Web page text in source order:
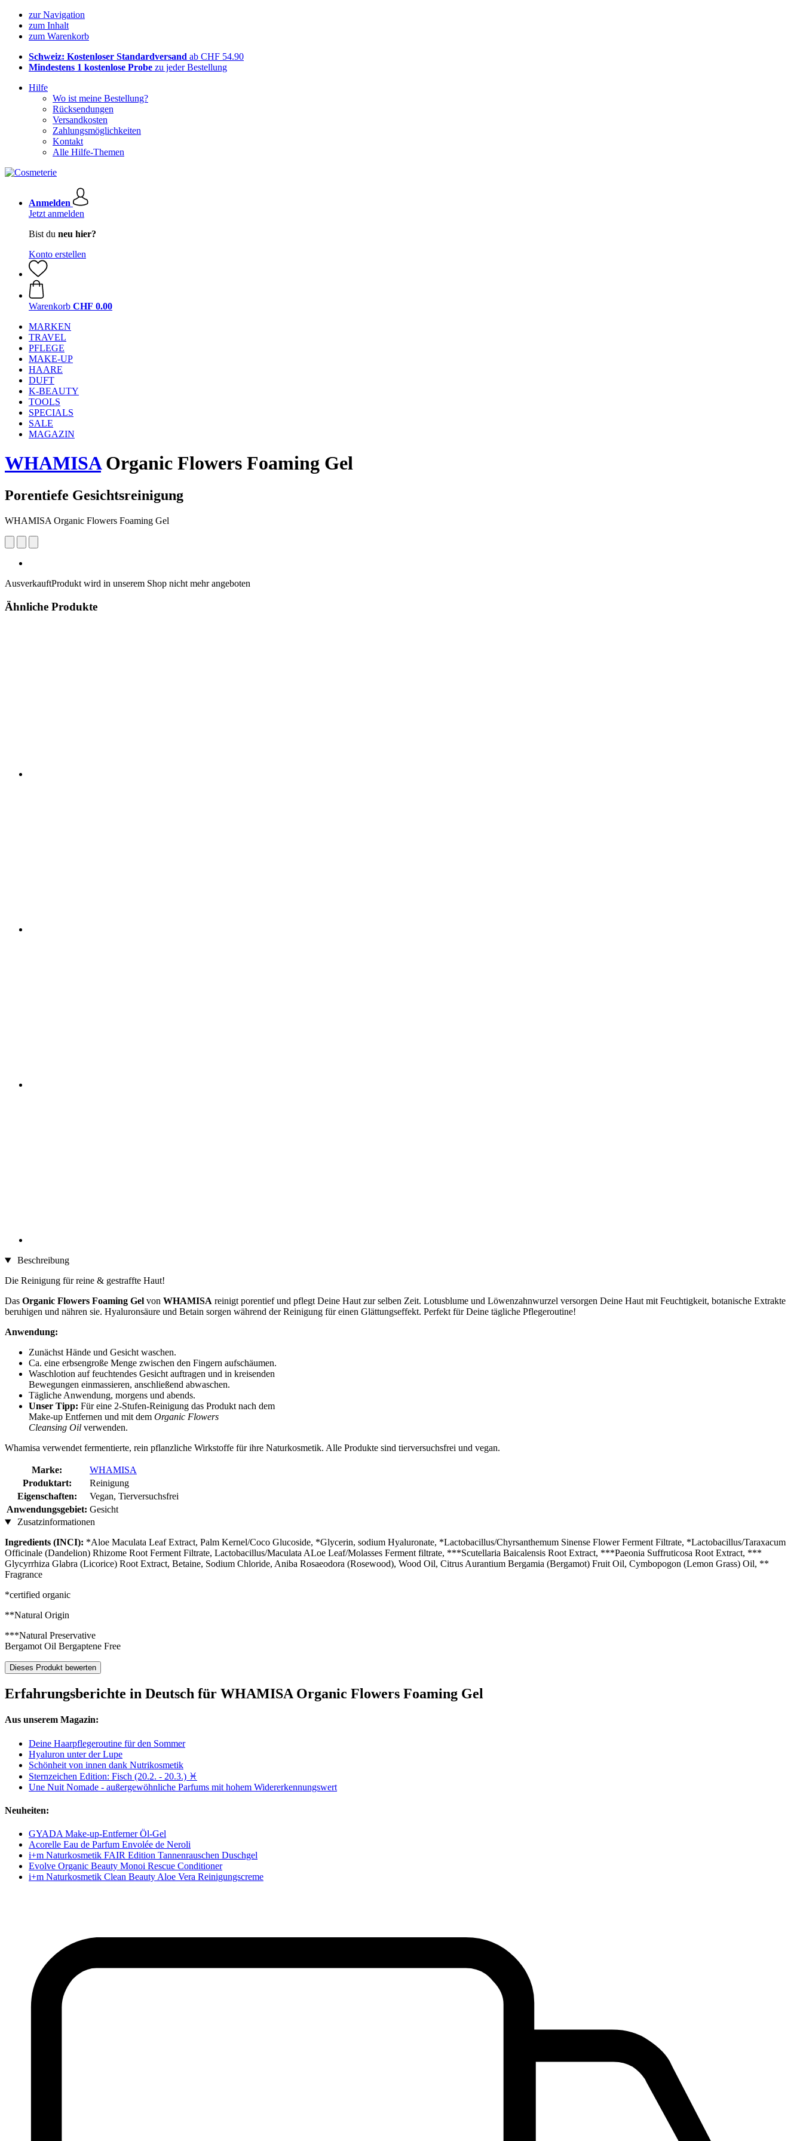
zur Navigation
zum Inhalt
zum Warenkorb
Schweiz: Kostenloser Standardversand ab CHF 54.90
Mindestens 1 kostenlose Probe zu jeder Bestellung
Hilfe
Wo ist meine Bestellung?
Rücksendungen
Versandkosten
Zahlungsmöglichkeiten
Kontakt
Alle Hilfe-Themen
Anmelden
Jetzt anmelden
Bist du neu hier?
Konto erstellen
Warenkorb CHF 0.00
MARKEN
TRAVEL
PFLEGE
MAKE-UP
HAARE
DUFT
K-BEAUTY
TOOLS
SPECIALS
SALE
MAGAZIN
WHAMISAOrganic Flowers Foaming Gel
Porentiefe Gesichtsreinigung
WHAMISA Organic Flowers Foaming Gel
AusverkauftProdukt wird in unserem Shop nicht mehr angeboten
Ähnliche Produkte
Beschreibung
Die Reinigung für reine & gestraffte Haut!
Das Organic Flowers Foaming Gel von WHAMISA reinigt porentief und pflegt Deine Haut zur selben Zeit. Lotusblume und Löwenzahnwurzel versorgen Deine Haut mit Feuchtigkeit, botanische Extrakte
beruhigen und nähren sie. Hyaluronsäure und Betain sorgen während der Reinigung für einen Glättungseffekt. Perfekt für Deine tägliche Pflegeroutine!
Anwendung:
Zunächst Hände und Gesicht waschen.
Ca. eine erbsengroße Menge zwischen den Fingern aufschäumen.
Waschlotion auf feuchtendes Gesicht auftragen und in kreisenden
Bewegungen einmassieren, anschließend abwaschen.
Tägliche Anwendung, morgens und abends.
Unser Tipp: Für eine 2-Stufen-Reinigung das Produkt nach dem
Make-up Entfernen und mit dem Organic Flowers
Cleansing Oil verwenden.
Whamisa verwendet fermentierte, rein pflanzliche Wirkstoffe für ihre Naturkosmetik. Alle Produkte sind tierversuchsfrei und vegan.
Marke:
WHAMISA
Produktart:
Reinigung
Eigenschaften:
Vegan, Tierversuchsfrei
Anwendungsgebiet: Gesicht
Zusatzinformationen
Ingredients (INCI): *Aloe Maculata Leaf Extract, Palm Kernel/Coco Glucoside, *Glycerin, sodium Hyaluronate, *Lactobacillus/Chyrsanthemum Sinense Flower Ferment Filtrate, *Lactobacillus/Taraxacum
Officinale (Dandelion) Rhizome Root Ferment Filtrate, Lactobacillus/Maculata ALoe Leaf/Molasses Ferment filtrate, ***Scutellaria Baicalensis Root Extract, ***Paeonia Suffruticosa Root Extract, ***
Glycyrrhiza Glabra (Licorice) Root Extract, Betaine, Sodium Chloride, Aniba Rosaeodora (Rosewood), Wood Oil, Citrus Aurantium Bergamia (Bergamot) Fruit Oil, Cymbopogon (Lemon Grass) Oil, **
Fragrance
*certified organic
**Natural Origin
***Natural Preservative
Bergamot Oil Bergaptene Free
Dieses Produkt bewerten
Erfahrungsberichte in Deutsch für WHAMISA Organic Flowers Foaming Gel
Aus unserem Magazin:
Deine Haarpflegeroutine für den Sommer
Hyaluron unter der Lupe
Schönheit von innen dank Nutrikosmetik
Sternzeichen Edition: Fisch (20.2. - 20.3.) ♓
Une Nuit Nomade - außergewöhnliche Parfums mit hohem Widererkennungswert
Neuheiten:
GYADA Make-up-Entferner Öl-Gel
Acorelle Eau de Parfum Envolée de Neroli
i+m Naturkosmetik FAIR Edition Tannenrauschen Duschgel
Evolve Organic Beauty Monoi Rescue Conditioner
i+m Naturkosmetik Clean Beauty Aloe Vera Reinigungscreme